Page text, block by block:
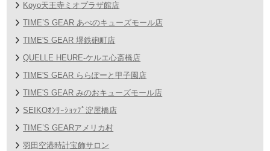
Koyo天王寺ミオプラザ館店
TIME’S GEAR あべのキューズモール店
TIME'S GEAR 堺鉄砲町店
QUELLE HEURE-ケルエ心斎橋店
TIME'S GEAR ららぽーと甲子園店
TIME'S GEAR みのおキューズモール店
SEIKOｵﾝﾘｰｼｮｯﾌﾟ淀屋橋店
TIME’S GEARアメリカ村
羽田空港時計宝飾サロン